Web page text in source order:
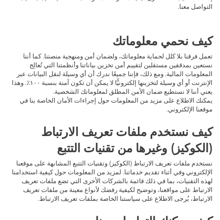
التواصل معنا.
كيف نحمي معلوماتك
تعمل فرقنا بلا كلل لحماية معلوماتك، ولضمان أمن ومنهجية منصتنا. كما أننا
نستعين بمدققين مستقلين لتقييم أمن تخزين بياناتنا وأنظمتنا التي تُعالِج
المعلومات المالية. ومع ذلك، فإننا جميعًا ندرك أن أي وسيلة لنقل البيانات عبر
الإنترنت أو أي وسيلة لتخزينها إلكترونيًّا لا يمكن أن تكون آمنة بنسبة ١٠٠٪. وهذا
يعني أننا لا نستطيع ضمان الأمن المطلق لمعلوماتك الشخصية.
يمكنك الاطلاع على مزيد من المعلومات حول إجراءات الأمان الخاصة بنا في
موقعنا الإلكتروني.
كيف نستخدم ملفات تعريف الارتباط
(الكوكيز) وغيرها من تقنيات التتبع
نستخدم ملفات تعريف الارتباط (الكوكيز) وتقنيات التتبع المشابهة على موقعنا
الإلكتروني وفي أثناء تقديم خدماتنا. لمزيد من المعلومات حول كيفية استخدامنا
لهذه التقنيات، بما في ذلك قائمة بالشركات الأخرى التي تضع ملفات تعريف
الارتباط على مواقعنا، وتوضيح لكيفية رفضك لأنواع معينة من ملفات تعريف
الارتباط، يُرجى الاطلاع على سياستنا الخاصة بملفات تعريف الارتباط.